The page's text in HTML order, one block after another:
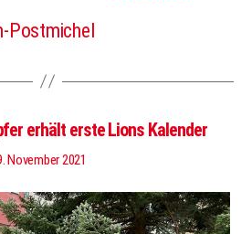
Postmichel
erhält erste Lions Kalender
November 2021